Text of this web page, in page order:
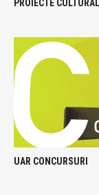
PROIECTE
UAR CONCURSURI